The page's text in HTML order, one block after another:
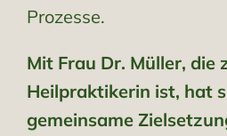
Prozesse.
Mit Frau Dr. Müller, die
Heilpraktikerin ist, hat
gemeinsame